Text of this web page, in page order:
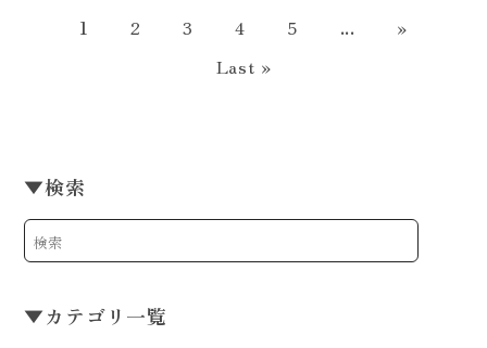
1 2 3 4 5 ...
»
Last »
▼検索
▼カテゴリ一覧